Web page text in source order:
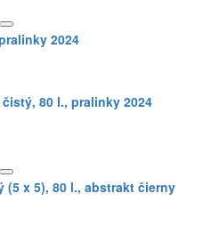
2024
80 l., pralinky 2024
(5 x 5), 80 l., abstrakt čierny